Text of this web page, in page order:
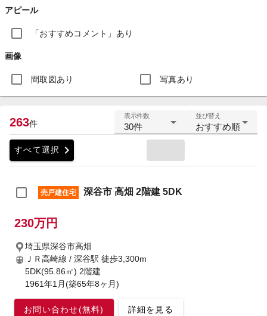
アピール
「おすすめコメント」あり
画像
間取図あり 写真あり
263件
表示件数
30件
並び替え
おすすめ順
すべて選択 chevron_right
売戸建住宅 深谷市 高畑 2階建 5DK
230万円
埼玉県深谷市高畑
ＪＲ高崎線 / 深谷駅 徒歩3,300m
5DK(95.86㎡) 2階建
1961年1月(築65年8ヶ月)
お問い合わせ(無料) 詳細を見る